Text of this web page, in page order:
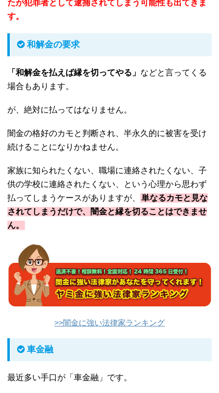
たが犯罪者として逮捕されてしまう可能性も出てきま
す。
和解金の要求
「和解金を払えば縁を切ってやる」 などと言ってくる
場合もあります。
が、絶対に払ってはなりません。
闇金の格好のカモと判断され、半永久的に被害を受け
続けることになりかねません。
家族に知られたくない、職場に連絡されたくない、子
供の学校に連絡されたくない、という心理から思わず
払ってしまうケースがありますが、
単なるカモと見な
されてしまうだけで、闇金と縁を切ることはできませ
ん。
>>闇金に強い法律家ランキング
車金融
最近多い手口が「車金融」です。